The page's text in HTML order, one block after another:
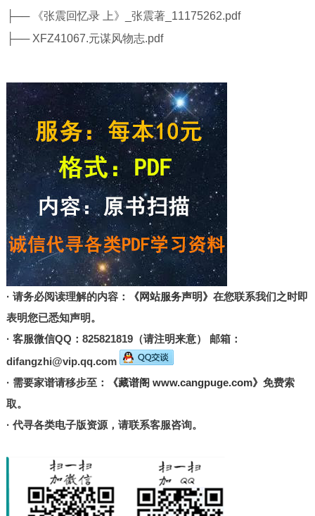
├── 《张震回忆录 上》_张震著_11175262.pdf
├── XFZ41067.元谋风物志.pdf
· 请务必阅读理解的内容： 《网站服务声明》 在您联系我们之时即
表明您已悉知声明。
· 客服微信QQ：825821819（请注明来意） 邮箱：
difangzhi@vip.qq.com
· 需要家谱请移步至：
《藏谱阁 www.cangpuge.com》 免费索
取。
· 代寻各类电子版资源，请联系客服咨询。